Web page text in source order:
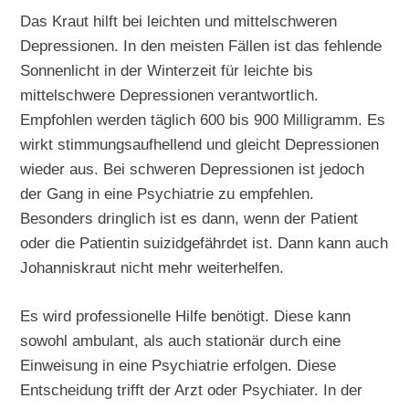
Das Kraut hilft bei leichten und mittelschweren
Depressionen. In den meisten Fällen ist das fehlende
Sonnenlicht in der Winterzeit für leichte bis
mittelschwere Depressionen verantwortlich.
Empfohlen werden täglich 600 bis 900 Milligramm. Es
wirkt stimmungsaufhellend und gleicht Depressionen
wieder aus. Bei schweren Depressionen ist jedoch
der Gang in eine Psychiatrie zu empfehlen.
Besonders dringlich ist es dann, wenn der Patient
oder die Patientin suizidgefährdet ist. Dann kann auch
Johanniskraut nicht mehr weiterhelfen.
Es wird professionelle Hilfe benötigt. Diese kann
sowohl ambulant, als auch stationär durch eine
Einweisung in eine Psychiatrie erfolgen. Diese
Entscheidung trifft der Arzt oder Psychiater. In der